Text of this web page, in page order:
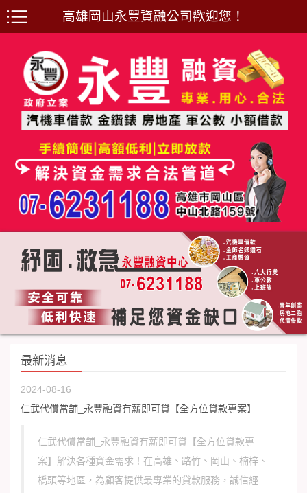
高雄岡山永豐資融公司歡迎您！
最新消息
2024-08-16
仁武代償當舖_永豐融資有薪即可貸【全方位貸款專案】
仁武代償當舖_永豐融資有薪即可貸【全方位貸款專
案】解決各種資金需求！在高雄、路竹、岡山、楠梓、
橋頭等地區，為顧客提供最專業的貸款服務，誠信經